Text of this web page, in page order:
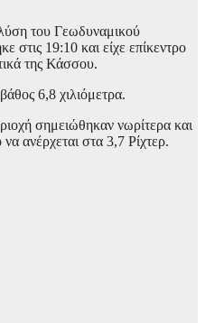
του Γεωδυναμικού
στις 19:10 και είχε επίκεντρο
της Κάσσου.
6,8 χιλιόμετρα.
σημειώθηκαν νωρίτερα και
ανέρχεται στα 3,7 Ρίχτερ.